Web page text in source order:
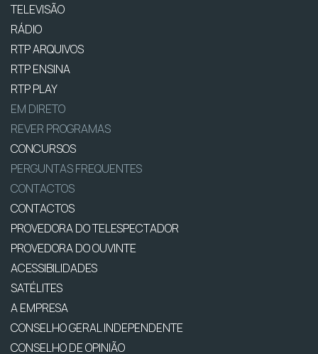
TELEVISÃO
RÁDIO
RTP ARQUIVOS
RTP ENSINA
RTP PLAY
EM DIRETO
REVER PROGRAMAS
CONCURSOS
PERGUNTAS FREQUENTES
CONTACTOS
CONTACTOS
PROVEDORA DO TELESPECTADOR
PROVEDORA DO OUVINTE
ACESSIBILIDADES
SATÉLITES
A EMPRESA
CONSELHO GERAL INDEPENDENTE
CONSELHO DE OPINIÃO